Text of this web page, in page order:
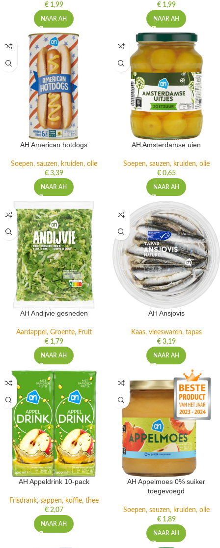
€1,99
NAAR AH
€1,99
NAAR AH
AH American hotdogs
Soepen, sauzen, kruiden, olie
€3,39
NAAR AH
AH Amsterdamse uien
Soepen, sauzen, kruiden, olie
€0,65
NAAR AH
AH Andijvie gesneden
Aardappel, Groente, Fruit
€1,79
NAAR AH
AH Ansjovis
Kaas, vleeswaren, tapas
€3,19
NAAR AH
AH Appeldrink 10-pack
Frisdrank, sappen, koffie, thee
€2,07
NAAR AH
AH Appelmoes 0% suiker
toegevoegd
Soepen, sauzen, kruiden, olie
€1,89
NAAR AH